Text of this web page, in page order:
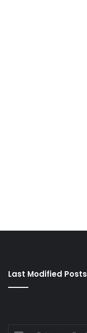
Last Modified Posts